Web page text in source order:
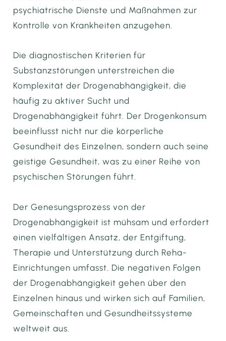
psychiatrische Dienste und Maßnahmen zur
Kontrolle von Krankheiten anzugehen.
Die diagnostischen Kriterien für
Substanzstörungen unterstreichen die
Komplexität der Drogenabhängigkeit, die
häufig zu aktiver Sucht und
Drogenabhängigkeit führt. Der Drogenkonsum
beeinflusst nicht nur die körperliche
Gesundheit des Einzelnen, sondern auch seine
geistige Gesundheit, was zu einer Reihe von
psychischen Störungen führt.
Der Genesungsprozess von der
Drogenabhängigkeit ist mühsam und erfordert
einen vielfältigen Ansatz, der Entgiftung,
Therapie und Unterstützung durch Reha-
Einrichtungen umfasst. Die negativen Folgen
der Drogenabhängigkeit gehen über den
Einzelnen hinaus und wirken sich auf Familien,
Gemeinschaften und Gesundheitssysteme
weltweit aus.